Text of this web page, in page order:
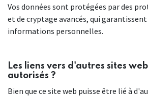
Vos données sont protégées par des
et de cryptage avancés, qui
informations personnelles.
Les liens vers d'autres sites
autorisés ?
Bien que ce site web puisse être lié à